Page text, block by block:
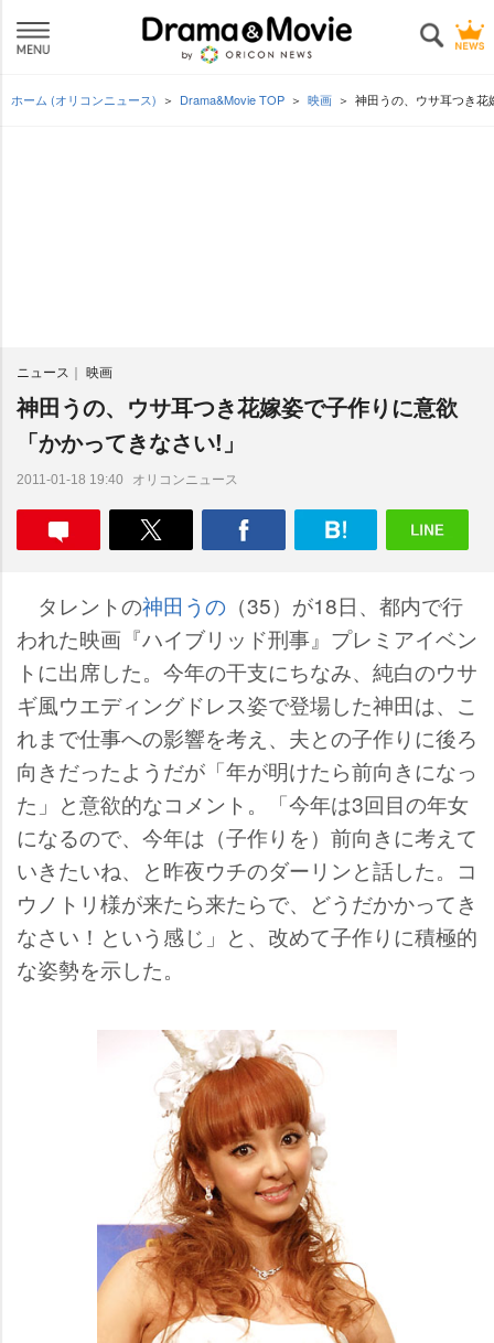
ホーム (オリコンニュース) Drama&Movie TOP 映画 神田うの、ウサ耳つき
ニュース 映画
神田うの、ウサ耳つき花嫁姿で子作りに意欲
「かかってきなさい!」
2011-01-18 19:40 オリコンニュース
タレントの神田うの （35）が18日、都内で行
われた映画『ハイブリッド刑事』プレミアイベン
トに出席した。今年の干支にちなみ、純白のウサ
ギ風ウエディングドレス姿で登場した神田は、こ
れまで仕事への影響を考え、夫との子作りに後ろ
向きだったようだが「年が明けたら前向きになっ
た」と意欲的なコメント。「今年は3回目の年女
になるので、今年は（子作りを）前向きに考えて
いきたいね、と昨夜ウチのダーリンと話した。コ
ウノトリ様が来たら来たらで、どうだかかってき
なさい！という感じ」と、改めて子作りに積極的
な姿勢を示した。